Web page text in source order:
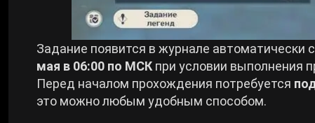
Задание появится в журнале автоматически
мая в 06:00 по МСК при условии выполнения
Перед началом прохождения потребуется
это можно любым удобным способом.